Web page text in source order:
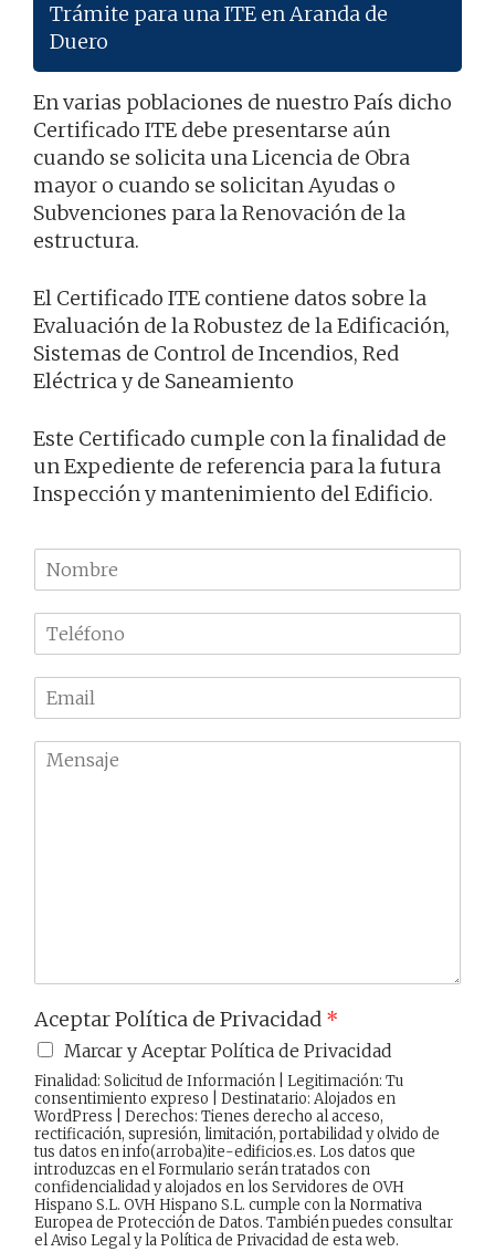
Trámite para una ITE en Aranda de
Duero
En varias poblaciones de nuestro País dicho
Certificado ITE debe presentarse aún
cuando se solicita una Licencia de Obra
mayor o cuando se solicitan Ayudas o
Subvenciones para la Renovación de la
estructura.
El Certificado ITE contiene datos sobre la
Evaluación de la Robustez de la Edificación,
Sistemas de Control de Incendios, Red
Eléctrica y de Saneamiento
Este Certificado cumple con la finalidad de
un Expediente de referencia para la futura
Inspección y mantenimiento del Edificio.
N
o
m
r
e
l
f
m
a
M
Aceptar Política de Privacidad *
Marcar y Aceptar Política de Privacidad
Finalidad: Solicitud de Información | Legitimación: Tu
consentimiento expreso | Destinatario: Alojados en
WordPress | Derechos: Tienes derecho al acceso,
rectificación, supresión, limitación, portabilidad y olvido de
tus datos en info(arroba)ite-edificios.es. Los datos que
introduzcas en el Formulario serán tratados con
confidencialidad y alojados en los Servidores de OVH
Hispano S.L. OVH Hispano S.L. cumple con la Normativa
Europea de Protección de Datos. También puedes consultar
elAviso Legaly laPolítica de Privacidadde esta web.